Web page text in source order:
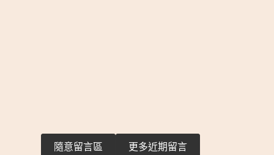
隨意留言區 更多近期留言